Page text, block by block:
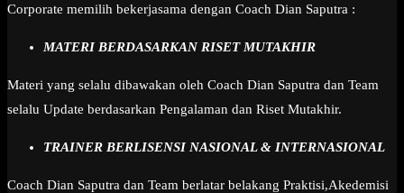
Corporate memilih bekerjasama dengan Coach Dian Saputra :
MATERI BERDASARKAN RISET MUTAKHIR
Materi yang selalu dibawakan oleh Coach Dian Saputra dan Team
selalu Update berdasarkan Pengalaman dan Riset Mutakhir.
TRAINER BERLISENSI NASIONAL & INTERNASIONAL
Coach Dian Saputra dan Team berlatar belakang Praktisi,Akedemisi